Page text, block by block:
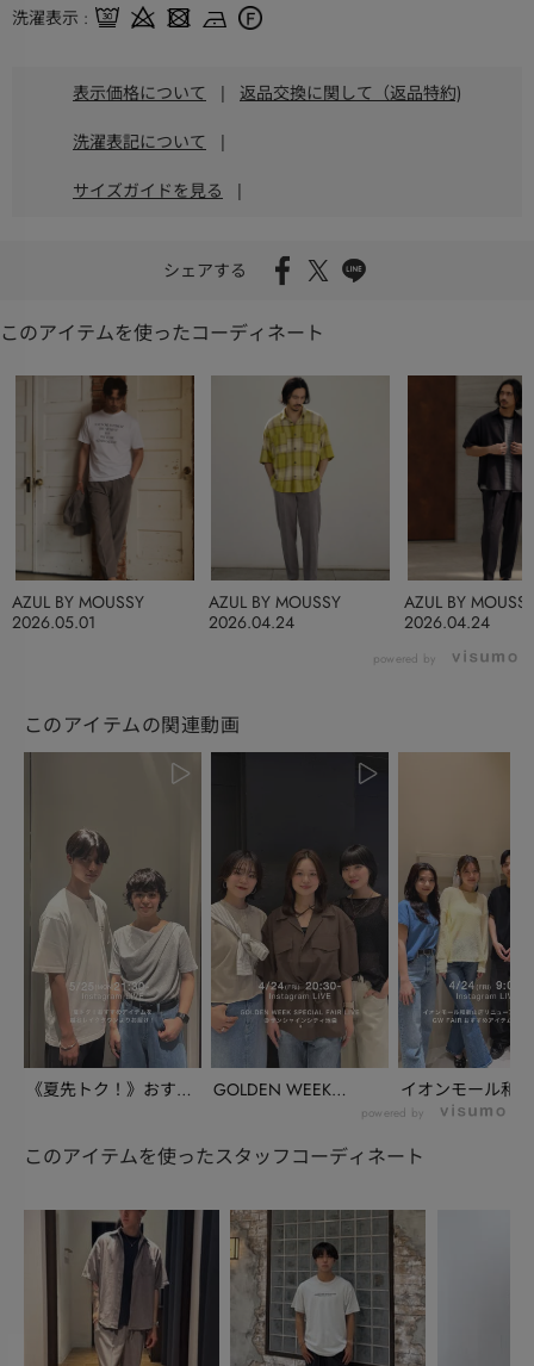
洗濯表示
表示価格について | 返品交換に関して（返品特約)
洗濯表記について |
サイズガイドを見る |
シェアする
このアイテムを使ったコーディネート
2026.05.01
AZUL BY MOUSSY
2026.04.24
AZUL BY MOUSSY
2026.04.24
AZUL BY
powered by
このアイテムの関連動画
《夏先トク！》おすす
GOLDEN WEEK
イオンモール和
リニューアル情
powered by
このアイテムを使ったスタッフコーディネート